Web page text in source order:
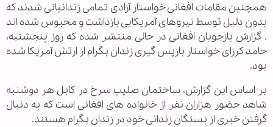
همچنین مقامات افغانی خواستار آزادی تمامی زندانیانی شدند که
بدون دلیل توسط نیروهای آمریکایی بازداشت و محبوس شده اند
. گزارش بازجویان افغانی در حالی منتشر شده که روز پنجشنبه،
حامد کرزای خواستار بازپس گیری زندان بگرام از ارتش آمریکا شده
بود.
بر اساس این گزارش، ساختمان صلیب سرخ در کابل هر دوشنبه
شاهد حضور هزاران نفر از خانواده های افغانی است که به دنبال
گرفتن خبری از بستگان زندانی خود در زندان بگرام هستند.